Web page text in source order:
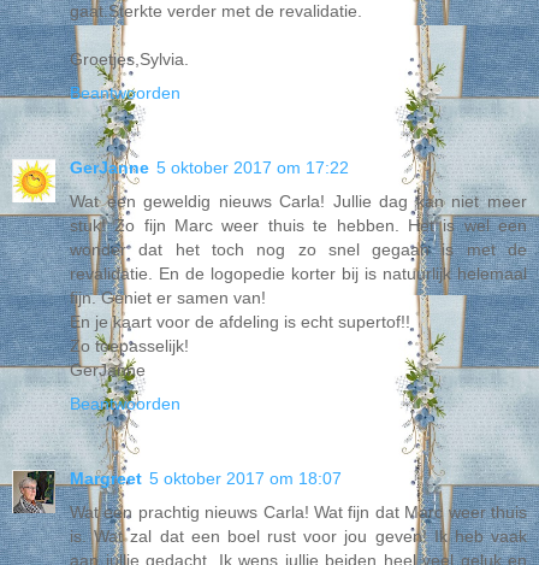
gaat.Sterkte verder met de revalidatie.
Groetjes,Sylvia.
Beantwoorden
GerJanne 5 oktober 2017 om 17:22
Wat een geweldig nieuws Carla! Jullie dag kan niet meer
stuk! Zo fijn Marc weer thuis te hebben. Het is wel een
wonder dat het toch nog zo snel gegaan is met de
revalidatie. En de logopedie korter bij is natuurlijk helemaal
fijn. Geniet er samen van!
En je kaart voor de afdeling is echt supertof!!
Zo toepasselijk!
GerJanne
Beantwoorden
Margreet 5 oktober 2017 om 18:07
Wat een prachtig nieuws Carla! Wat fijn dat Marc weer thuis
is. Wat zal dat een boel rust voor jou geven! Ik heb vaak
aan jullie gedacht. Ik wens jullie beiden heel veel geluk en